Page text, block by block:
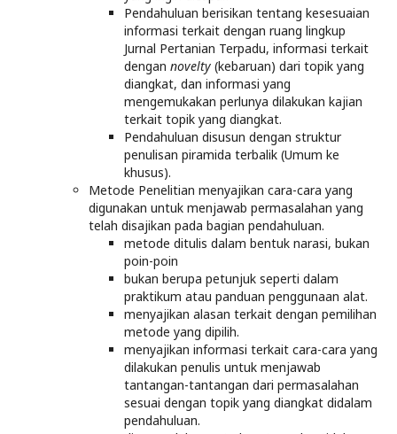
Pendahuluan berisikan tentang kesesuaian
informasi terkait dengan ruang lingkup
Jurnal Pertanian Terpadu, informasi terkait
dengan novelty (kebaruan) dari topik yang
diangkat, dan informasi yang
mengemukakan perlunya dilakukan kajian
terkait topik yang diangkat.
Pendahuluan disusun dengan struktur
penulisan piramida terbalik (Umum ke
khusus).
Metode Penelitian menyajikan cara-cara yang
digunakan untuk menjawab permasalahan yang
telah disajikan pada bagian pendahuluan.
metode ditulis dalam bentuk narasi, bukan
poin-poin
bukan berupa petunjuk seperti dalam
praktikum atau panduan penggunaan alat.
menyajikan alasan terkait dengan pemilihan
metode yang dipilih.
menyajikan informasi terkait cara-cara yang
dilakukan penulis untuk menjawab
tantangan-tantangan dari permasalahan
sesuai dengan topik yang diangkat didalam
pendahuluan.